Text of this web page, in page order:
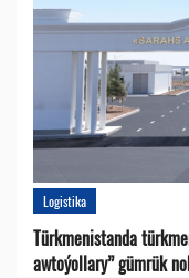
Logistika
Türkmenistanda
awtoýollary” gümrük